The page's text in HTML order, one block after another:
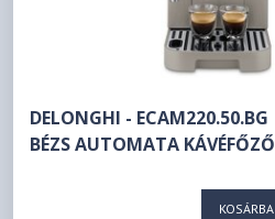
DELONGHI - ECAM220.50.BG
BÉZS AUTOMATA KÁVÉFŐZŐ
KOSÁRBA